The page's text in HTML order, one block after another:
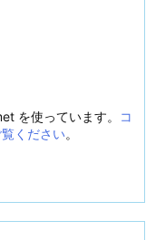
を使っています。
コ
ください。